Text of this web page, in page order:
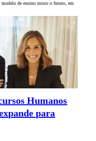
modelo de ensino misto o futuro, em
Humanos
para